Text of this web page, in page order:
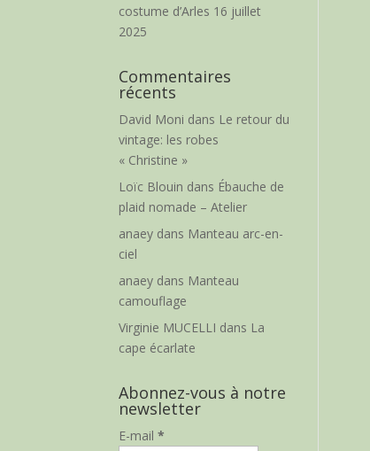
costume d’Arles 16 juillet
2025
Commentaires
récents
David Moni dans Le retour du
vintage: les robes
« Christine »
Loïc Blouin dans Ébauche de
plaid nomade – Atelier
anaey dans Manteau arc-en-
ciel
anaey dans Manteau
camouflage
Virginie MUCELLI dans La
cape écarlate
Abonnez-vous à notre
newsletter
E-mail*